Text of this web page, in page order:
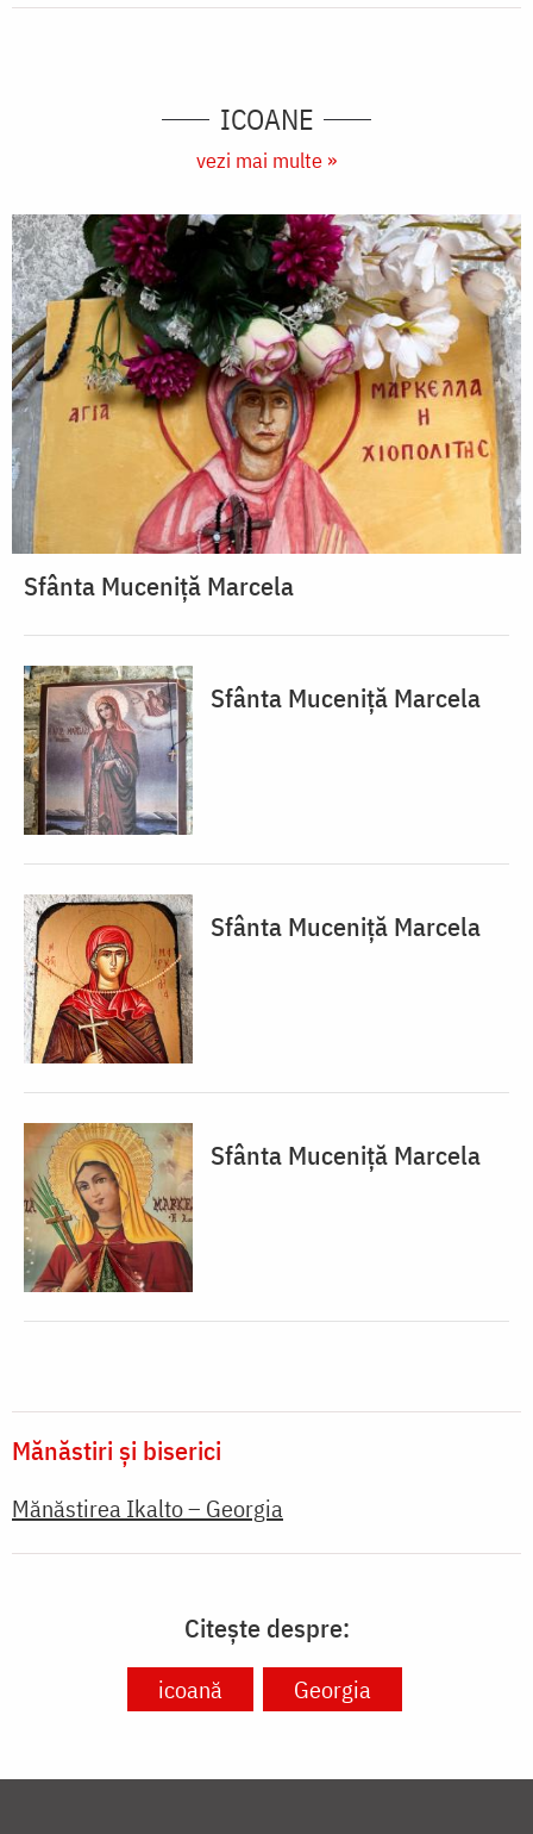
ICOANE
vezi mai multe »
Sfânta Muceniță Marcela
Sfânta Muceniță Marcela
Sfânta Muceniță Marcela
Sfânta Muceniță Marcela
Mănăstiri și biserici
Mănăstirea Ikalto – Georgia
Citește despre:
icoană Georgia